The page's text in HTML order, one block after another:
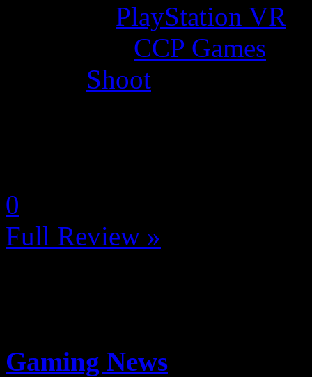
PlayStation VR
CCP Games
Shoot
0
Full Review »
Gaming News